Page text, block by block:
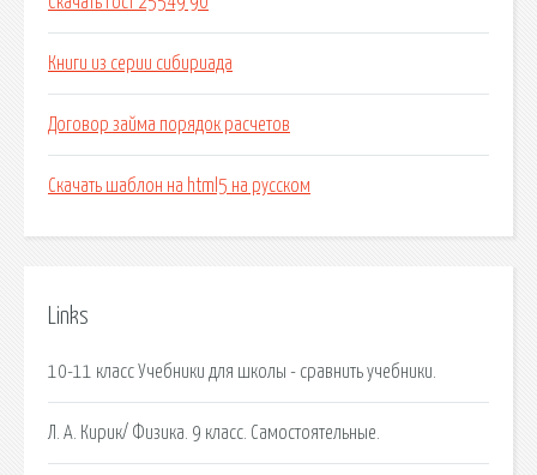
Книги из серии сибириада
Договор займа порядок расчетов
Скачать шаблон на html5 на русском
Links
10-11 класс Учебники для школы - сравнить учебники.
Л. А. Кирик/ Физика. 9 класс. Самостоятельные.